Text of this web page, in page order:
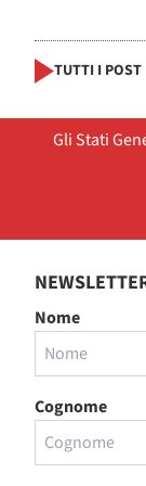
TUTTI I POST
Gli Stati
Nome
Cognome